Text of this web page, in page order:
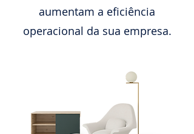
aumentam a eficiência
operacional da sua empresa.